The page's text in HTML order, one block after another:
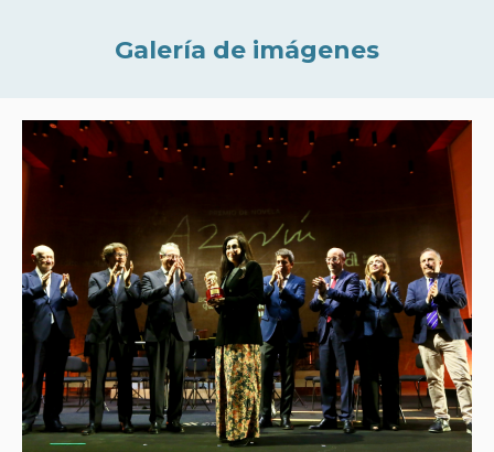
Galería de imágenes